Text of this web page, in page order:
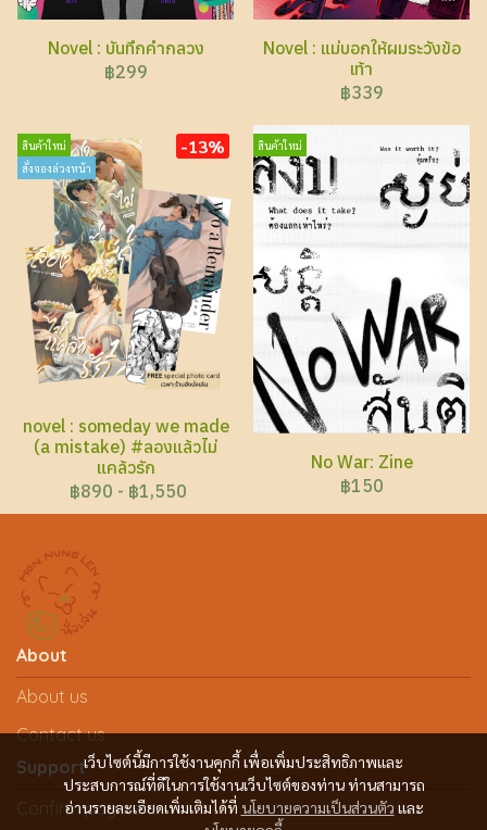
Novel : บันทึกคำกลวง
฿299
Novel : แม่บอกให้ผมระวังข้อ
เท้า
฿339
สินค้าใหม่
สั่งจองล่วงหน้า
-13%
novel : someday we made
(a mistake) #ลองแล้วไม่
แคล้วรัก
฿890 - ฿1,550
สินค้าใหม่
No War: Zine
฿150
เว็บไซต์นี้มีการใช้งานคุกกี้ เพื่อเพิ่มประสิทธิภาพและ
ประสบการณ์ที่ดีในการใช้งานเว็บไซต์ของท่าน ท่านสามารถ
อ่านรายละเอียดเพิ่มเติมได้ที่ นโยบายความเป็นส่วนตัว และ
About
About us
Contact us
Support
Confirm payment